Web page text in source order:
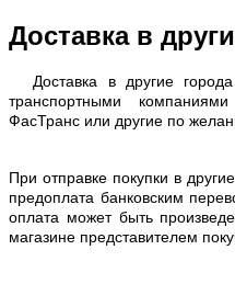
Доставка в
Доставка в другие
транспортными
ФасТранс или другие по
При отправке покупки в
предоплата банковским
оплата может быть
магазине представителем